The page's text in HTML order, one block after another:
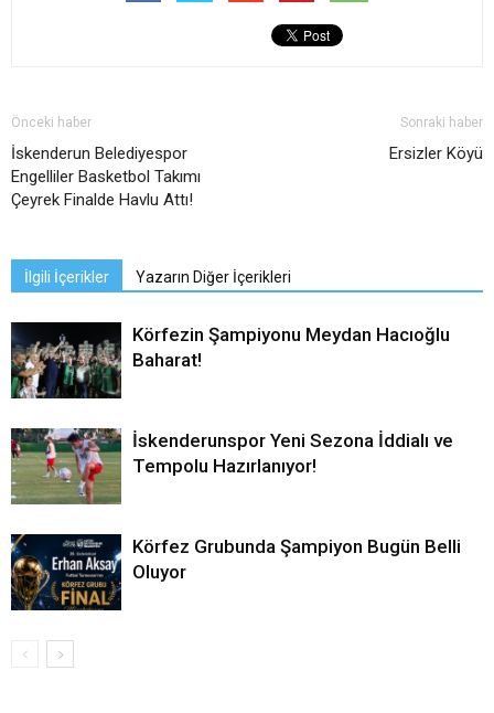
Önceki haber
İskenderun Belediyespor
Engelliler Basketbol Takımı
Çeyrek Finalde Havlu Attı!
Sonraki haber
Ersizler Köyü
İlgili İçerikler Yazarın Diğer İçerikleri
Körfezin Şampiyonu Meydan Hacıoğlu
Baharat!
İskenderunspor Yeni Sezona İddialı ve
Tempolu Hazırlanıyor!
Körfez Grubunda Şampiyon Bugün Belli
Oluyor